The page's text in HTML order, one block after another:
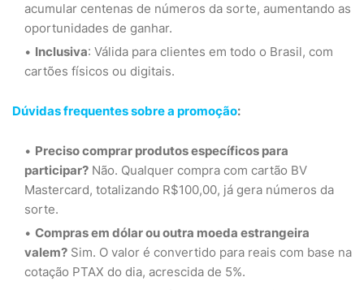
acumular centenas de números da sorte, aumentando as
oportunidades de ganhar.
Inclusiva: Válida para clientes em todo o Brasil, com
cartões físicos ou digitais.
Dúvidas frequentes sobre a promoção:
Preciso comprar produtos específicos para
participar? Não. Qualquer compra com cartão BV
Mastercard, totalizando R$100,00, já gera números da
sorte.
Compras em dólar ou outra moeda estrangeira
valem? Sim. O valor é convertido para reais com base na
cotação PTAX do dia, acrescida de 5%.